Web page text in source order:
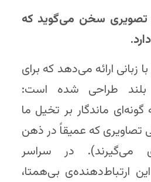
تصویری سخن می‌گوید که
زبانی ارائه می‌دهد که برای
طراحی شده است:
ماندگار بر تخیل ما
که عمیقاً در ذهن
در سراسر
ارتباط‌دهنده‌ی بی‌همتا،